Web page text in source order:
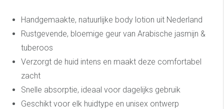
Handgemaakte, natuurlijke body lotion uit Nederland
Rustgevende, bloemige geur van Arabische jasmijn &
tuberoos
Verzorgt de huid intens en maakt deze comfortabel
zacht
Snelle absorptie, ideaal voor dagelijks gebruik
Geschikt voor elk huidtype en unisex ontwerp